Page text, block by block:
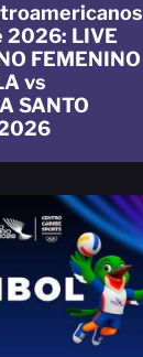
2026: LIVE
FEMENINO
vs
SANTO